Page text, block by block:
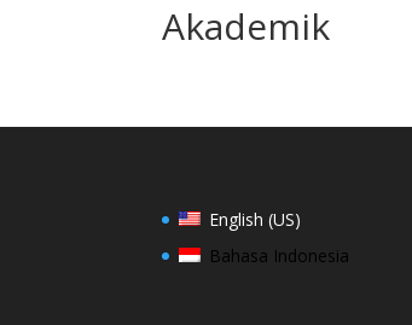
Akademik
English (US)
Bahasa Indonesia